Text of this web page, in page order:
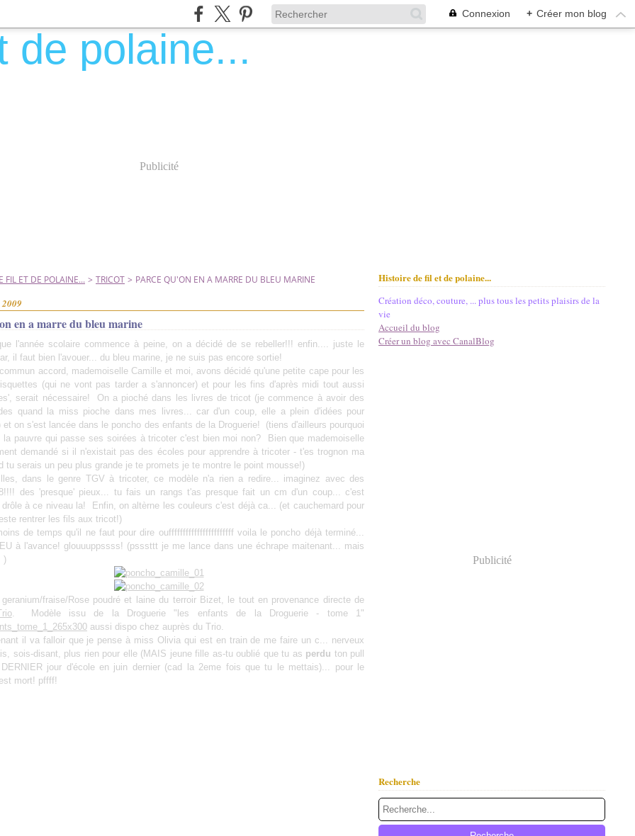
Connexion + Créer mon blog
Publicité
FIL ET DE POLAINE... > TRICOT > PARCE QU'ON EN A MARRE DU BLEU MARINE
2009
en a marre du bleu marine
l'année scolaire commence à peine, on a décidé de se rebeller!!! enfin.... juste le
il faut bien l'avouer... du bleu marine, je ne suis pas encore sortie!
accord, mademoiselle Camille et moi, avons décidé qu'une petite cape pour les
(qui ne vont pas tarder a s'annoncer) et pour les fins d'après midi tout aussi
serait nécessaire! On a pioché dans les livres de tricot (je commence à avoir des
quand la miss pioche dans mes livres... car d'un coup, elle a plein d'idées pour
et on s'est lancée dans le poncho des enfants de la Droguerie! (tiens d'ailleurs pourquoi
la pauvre qui passe ses soirées à tricoter c'est bien moi non? Bien que mademoiselle
demandé si il n'existait pas des écoles pour apprendre à tricoter - t'es trognon ma
tu serais un peu plus grande je te promets je te montre le point mousse!)
dans le genre TGV à tricoter, ce modèle n'a rien a redire... imaginez avec des
des 'presque' pieux... tu fais un rangs t'as presque fait un cm d'un coup... c'est
à ce niveau la! Enfin, on altèrne les couleurs c'est déjà ca... (et cauchemard pour
rentrer les fils aux tricot!)
de temps qu'il ne faut pour dire oufffffffffffffffffffffff voila le poncho déjà terminé...
à l'avance! glouuuppssss! (psssttt je me lance dans une échrape maitenant... mais
)
fraise/Rose poudré et laine du terroir Bizet, le tout en provenance directe de
. Modèle issu de la Droguerie "les enfants de la Droguerie - tome 1"
aussi dispo chez auprès du Trio.
il va falloir que je pense à miss Olivia qui est en train de me faire un c... nerveux
sois-disant, plus rien pour elle (MAIS jeune fille as-tu oublié que tu as perdu ton pull
jour d'école en juin dernier (cad la 2eme fois que tu le mettais)... pour le
mort! pffff!
Histoire de fil et de polaine...
Création déco, couture, ... plus tous les petits plaisirs de la
vie
Accueil du blog
Créer un blog avec CanalBlog
Publicité
Recherche